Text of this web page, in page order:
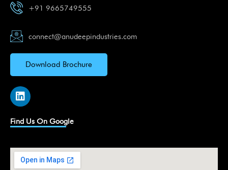
+91 9665749555
connect@anudeepindustries.com
Download Brochure
L
i
k
e
i
n
Find Us On Google